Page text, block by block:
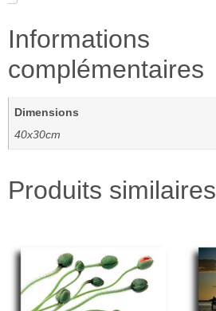
Informations
complémentaires
Dimensions
40x30cm
Produits similaires